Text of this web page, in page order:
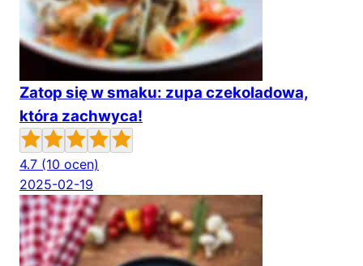
Zatop się w smaku: zupa czekoladowa,
która zachwyca!
4.7 (10 ocen)
2025-02-19